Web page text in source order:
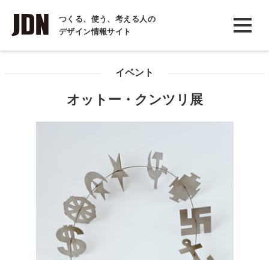
つくる、使う、考える人の
デザイン情報サイト
INTERVIEW
インタビュー
イベント
オットー・クンツリ展